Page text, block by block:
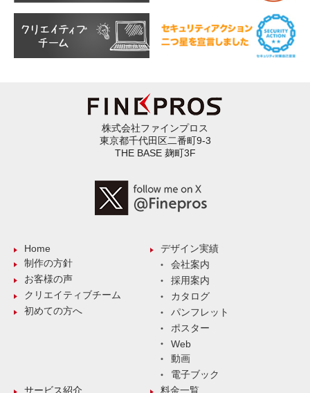
株式会社ファインプロス
東京都千代田区二番町9-3
THE BASE 麹町3F
Home
制作の方針
お客様の声
クリエイティブチーム
初めての方へ
デザイン実績
会社案内
採用案内
カタログ
パンフレット
ポスター
Web
動画
電子ブック
サービス紹介
料金一覧